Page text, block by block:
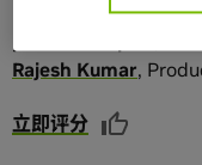
Rajesh Kumar,
立即评分